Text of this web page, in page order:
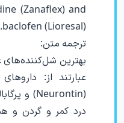
(Zanaflex) and
baclofen (Lioresal).
ترجمه متن:
بهترین شل‌کننده‌های
عبارتند از:
درد کمر و گردن و